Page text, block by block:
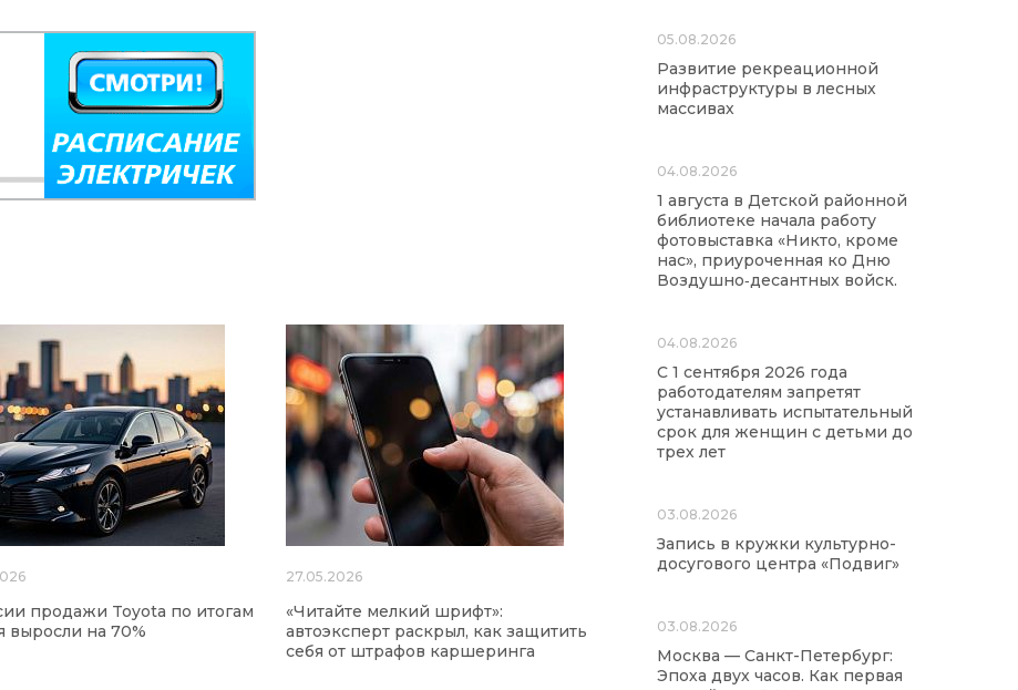
продажи Toyota по итогам
выросли на 70%
27.05.2026
«Читайте мелкий шрифт»:
автоэксперт раскрыл, как защитить
себя от штрафов каршеринга
05.08.2026
Развитие рекреационной
инфраструктуры в лесных
массивах
04.08.2026
1 августа в Детской районной
библиотеке начала работу
фотовыставка «Никто, кроме
нас», приуроченная ко Дню
Воздушно‑десантных войск.
04.08.2026
С 1 сентября 2026 года
работодателям запретят
устанавливать испытательный
срок для женщин с детьми до
трех лет
03.08.2026
Запись в кружки культурно-
досугового центра «Подвиг»
03.08.2026
Москва — Санкт-Петербург:
Эпоха двух часов. Как первая